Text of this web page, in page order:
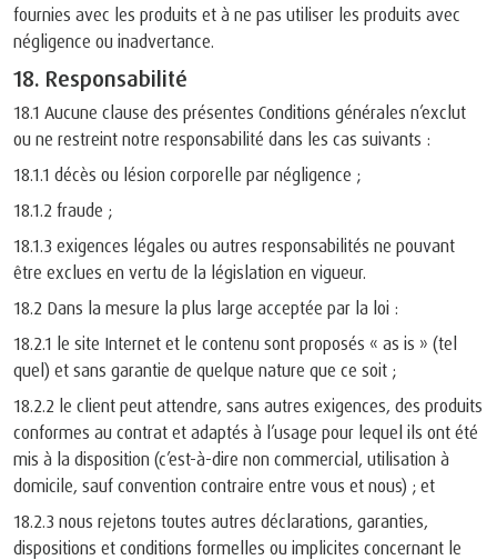
fournies avec les produits et à ne pas utiliser les produits avec
négligence ou inadvertance.
18. Responsabilité
18.1 Aucune clause des présentes Conditions générales n’exclut
ou ne restreint notre responsabilité dans les cas suivants :
18.1.1 décès ou lésion corporelle par négligence ;
18.1.2 fraude ;
18.1.3 exigences légales ou autres responsabilités ne pouvant
être exclues en vertu de la législation en vigueur.
18.2 Dans la mesure la plus large acceptée par la loi :
18.2.1 le site Internet et le contenu sont proposés « as is » (tel
quel) et sans garantie de quelque nature que ce soit ;
18.2.2 le client peut attendre, sans autres exigences, des produits
conformes au contrat et adaptés à l’usage pour lequel ils ont été
mis à la disposition (c’est-à-dire non commercial, utilisation à
domicile, sauf convention contraire entre vous et nous) ; et
18.2.3 nous rejetons toutes autres déclarations, garanties,
dispositions et conditions formelles ou implicites concernant le